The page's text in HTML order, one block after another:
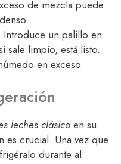
de mezcla puede
Introduce un palillo en
sale limpio, está listo.
en exceso.
leches clásico en su
es crucial. Una vez que
durante al